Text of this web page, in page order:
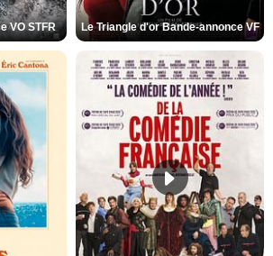
VO STFR Le Triangle d'or Bande-annonce VF